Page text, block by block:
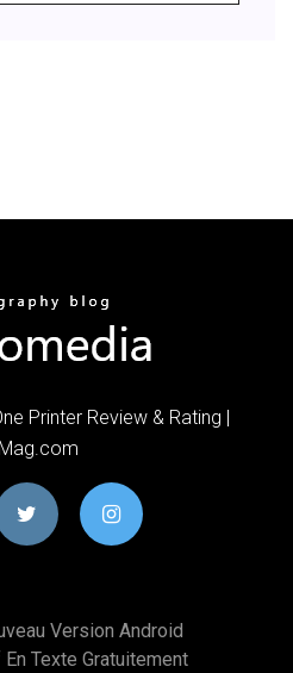
Printer Review & Rating |
Version Android
Texte Gratuitement